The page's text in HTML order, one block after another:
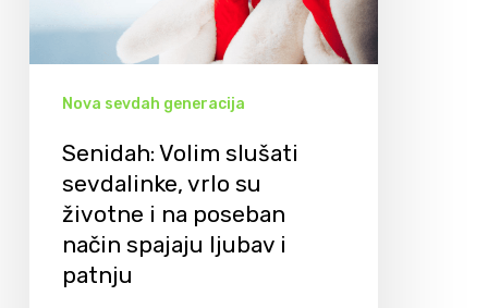
Nova sevdah generacija
Senidah: Volim slušati
sevdalinke, vrlo su
životne i na poseban
način spajaju ljubav i
patnju